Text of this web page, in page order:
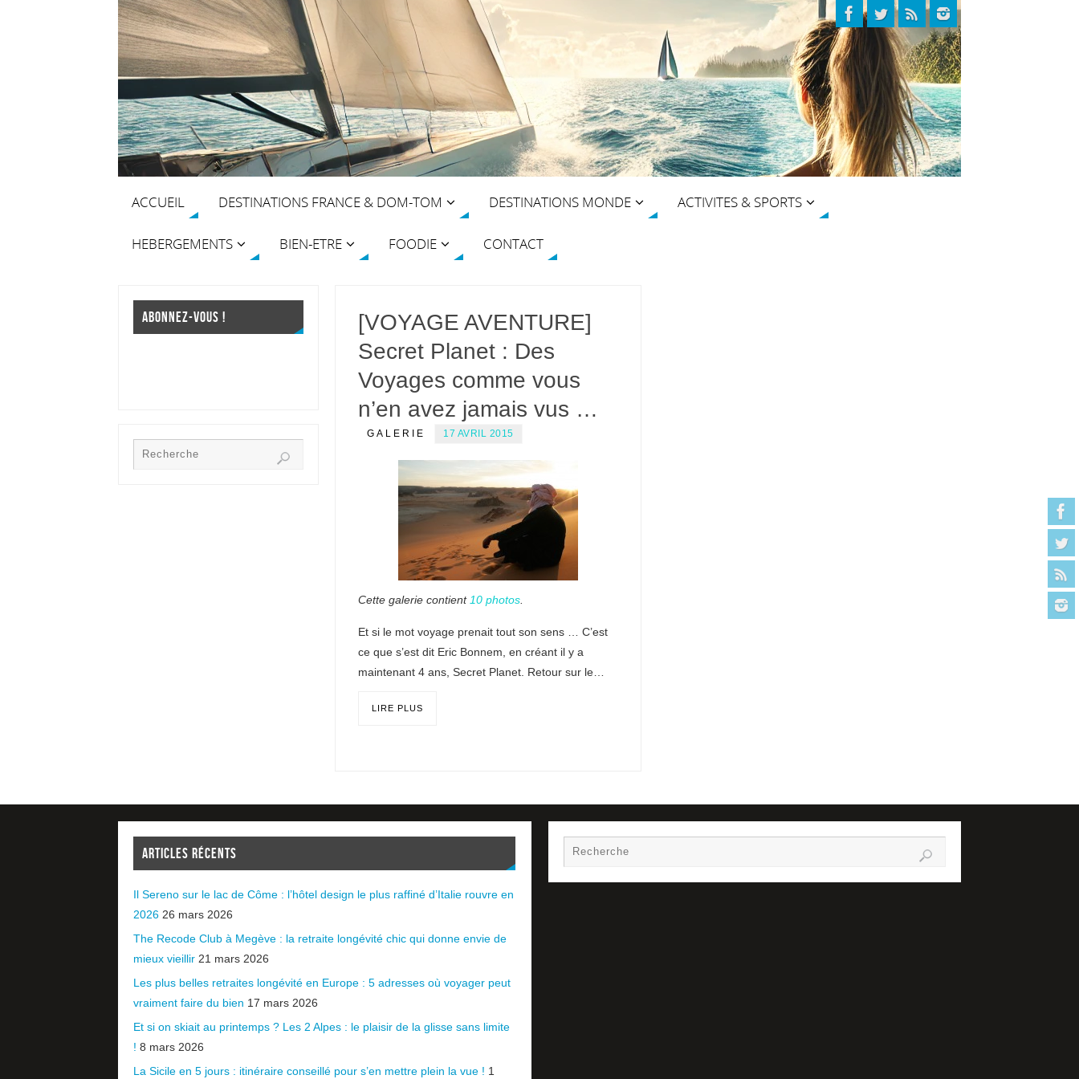
ACCUEIL DESTINATIONS FRANCE & DOM-TOM DESTINATIONS MONDE ACTIVITES & SPORTS
HEBERGEMENTS BIEN-ETRE FOODIE CONTACT
[VOYAGE AVENTURE]
Secret Planet : Des
Voyages comme vous
n’en avez jamais vus …
GALERIE 17 AVRIL 2015
Cette galerie contient 10 photos
Et si le mot voyage prenait tout son sens … C’est
ce que s’est dit Eric Bonnem, en créant il y a
maintenant 4 ans, Secret Planet. Retour sur le…
LIRE PLUS
ABONNEZ-VOUS !
ARTICLES RÉCENTS
Il Sereno sur le lac de Côme : l’hôtel design le plus raffiné d’Italie rouvre en
2026 26 mars 2026
The Recode Club à Megève : la retraite longévité chic qui donne envie de
mieux vieillir 21 mars 2026
Les plus belles retraites longévité en Europe : 5 adresses où voyager peut
vraiment faire du bien 17 mars 2026
Et si on skiait au printemps ? Les 2 Alpes : le plaisir de la glisse sans limite
! 8 mars 2026
La Sicile en 5 jours : itinéraire conseillé pour s’en mettre plein la vue ! 1